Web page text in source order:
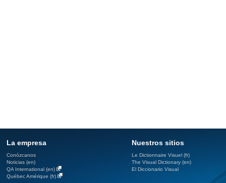
La empresa
Conózcanos
Noticias (en)
QA International (en)
Québec Amérique (fr)
Nuestros sitios
Le Dictionnaire Visuel (fr)
The Visual Dictionary (en)
El Diccionario Visual